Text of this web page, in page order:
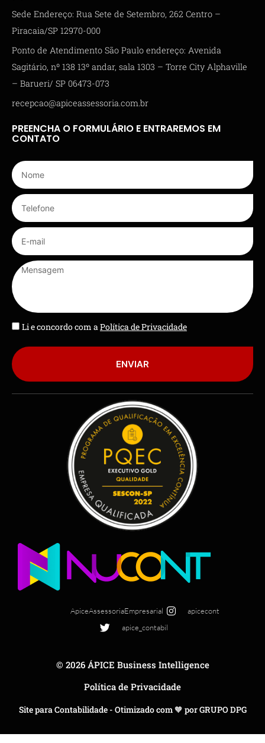
Sede Endereço: Rua Sete de Setembro, 262 Centro –
Piracaia/SP 12970-000
Ponto de Atendimento São Paulo endereço: Avenida
Sagitário, nº 138 13º andar, sala 1303 – Torre City Alphaville
– Barueri/ SP 06473-073
recepcao@apiceassessoria.com.br
PREENCHA O FORMULÁRIO E ENTRAREMOS EM
CONTATO
Li e concordo com aPolítica de Privacidade
ENVIAR
ApiceAssessoriaEmpresarial
apicecont
apice_contabil
© 2026 ÁPICE Business Intelligence
Política de Privacidade
Site para Contabilidade - Otimizado com 🧡 por GRUPO DPG